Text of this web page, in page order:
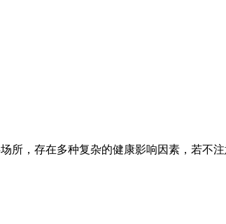
所，存在多种复杂的健康影响因素，若不